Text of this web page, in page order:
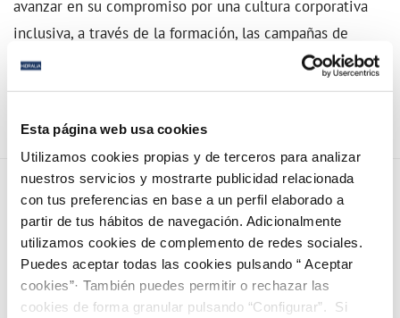
Esta página web usa cookies
Utilizamos cookies propias y de terceros para analizar
nuestros servicios y mostrarte publicidad relacionada
con tus preferencias en base a un perfil elaborado a
partir de tus hábitos de navegación. Adicionalmente
utilizamos cookies de complemento de redes sociales.
Puedes aceptar todas las cookies pulsando “ Aceptar
cookies”· También puedes permitir o rechazar las
cookies de forma granular pulsando “Configurar”. Si
avanzar en su compromiso por una cultura corporativa
inclusiva, a través de la formación, las campañas de
sensibilización y la comunicación interna, entre otras
iniciativas.